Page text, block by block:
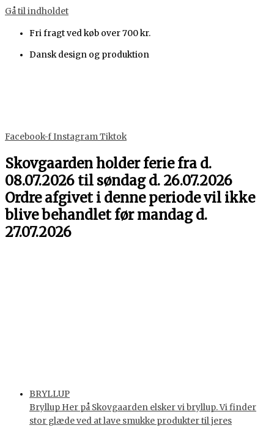
Gå til indholdet
Fri fragt ved køb over 700 kr.
Dansk design og produktion
Facebook-fInstagramTiktok
Skovgaarden holder ferie fra d.
08.07.2026 til søndag d. 26.07.2026
Ordre afgivet i denne periode vil ikke
blive behandlet før mandag d.
27.07.2026
BRYLLUP
Bryllup Her på Skovgaarden elsker vi bryllup. Vi finder
stor glæde ved at lave smukke produkter til jeres